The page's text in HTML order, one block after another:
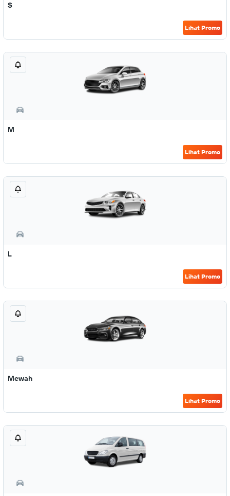
S
Lihat Promo
M
Lihat Promo
L
Lihat Promo
Mewah
Lihat Promo